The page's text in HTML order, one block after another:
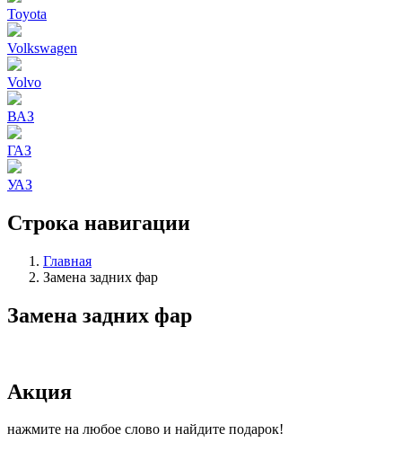
Toyota
Volkswagen
Volvo
ВАЗ
ГАЗ
УАЗ
Строка навигации
Главная
Замена задних фар
Замена задних фар
Акция
нажмите на любое слово и найдите подарок!